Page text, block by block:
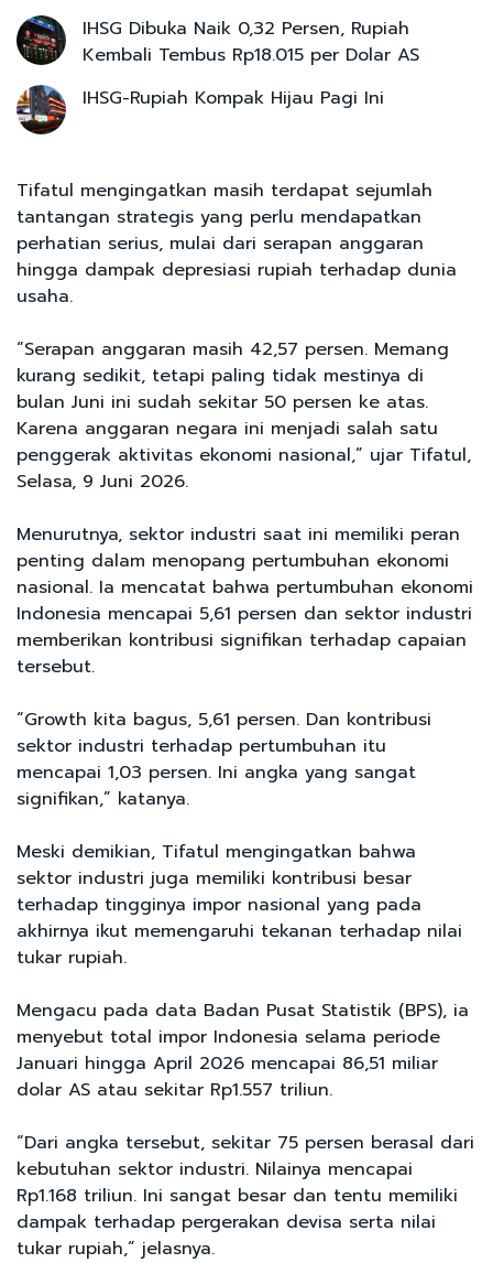
IHSG Dibuka Naik 0,32 Persen, Rupiah
Kembali Tembus Rp18.015 per Dolar AS
IHSG-Rupiah Kompak Hijau Pagi Ini
Tifatul mengingatkan masih terdapat sejumlah
tantangan strategis yang perlu mendapatkan
perhatian serius, mulai dari serapan anggaran
hingga dampak depresiasi rupiah terhadap dunia
usaha.
“Serapan anggaran masih 42,57 persen. Memang
kurang sedikit, tetapi paling tidak mestinya di
bulan Juni ini sudah sekitar 50 persen ke atas.
Karena anggaran negara ini menjadi salah satu
penggerak aktivitas ekonomi nasional,” ujar Tifatul,
Selasa, 9 Juni 2026.
Menurutnya, sektor industri saat ini memiliki peran
penting dalam menopang pertumbuhan ekonomi
nasional. Ia mencatat bahwa pertumbuhan ekonomi
Indonesia mencapai 5,61 persen dan sektor industri
memberikan kontribusi signifikan terhadap capaian
tersebut.
“Growth kita bagus, 5,61 persen. Dan kontribusi
sektor industri terhadap pertumbuhan itu
mencapai 1,03 persen. Ini angka yang sangat
signifikan,” katanya.
Meski demikian, Tifatul mengingatkan bahwa
sektor industri juga memiliki kontribusi besar
terhadap tingginya impor nasional yang pada
akhirnya ikut memengaruhi tekanan terhadap nilai
tukar rupiah.
Mengacu pada data Badan Pusat Statistik (BPS), ia
menyebut total impor Indonesia selama periode
Januari hingga April 2026 mencapai 86,51 miliar
dolar AS atau sekitar Rp1.557 triliun.
“Dari angka tersebut, sekitar 75 persen berasal dari
kebutuhan sektor industri. Nilainya mencapai
Rp1.168 triliun. Ini sangat besar dan tentu memiliki
dampak terhadap pergerakan devisa serta nilai
tukar rupiah,” jelasnya.